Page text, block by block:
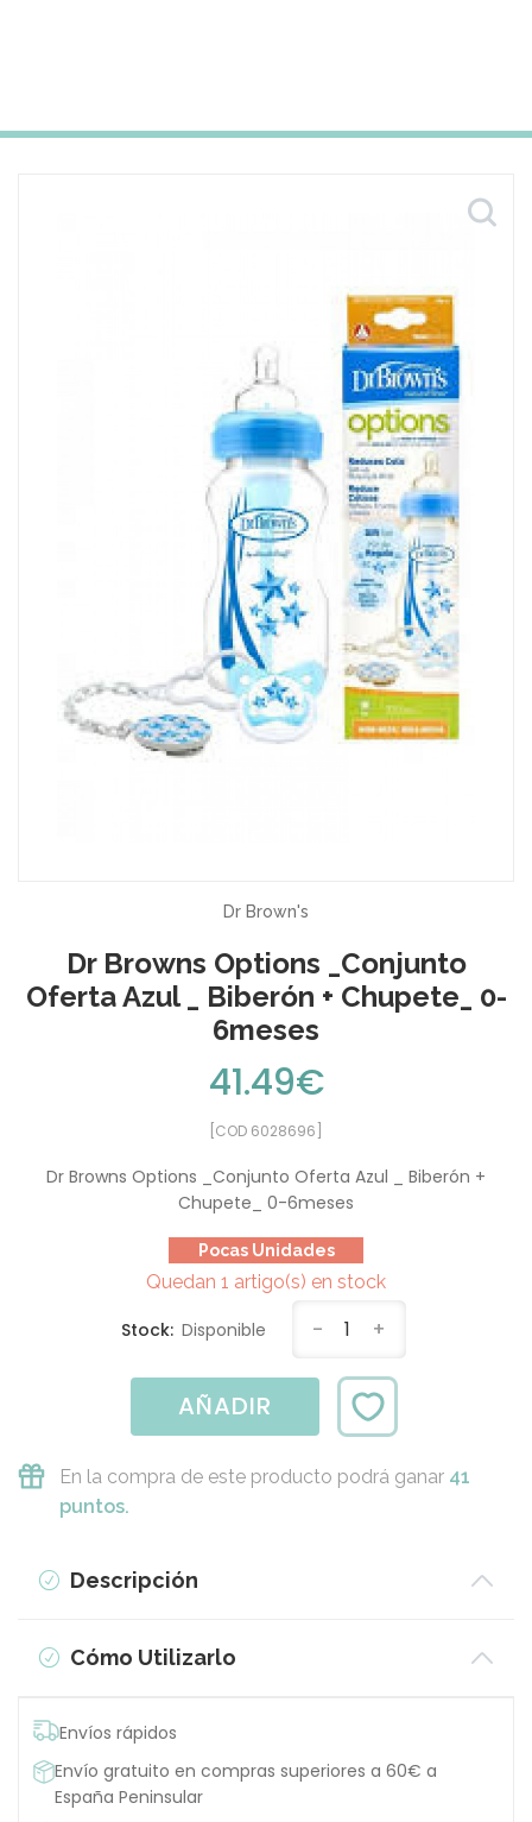
Dr Brown's
Dr Browns Options _Conjunto
Oferta Azul _ Biberón + Chupete_ 0-
6meses
41.49€
[COD 6028696]
Dr Browns Options _Conjunto Oferta Azul _ Biberón +
Chupete_ 0-6meses
Pocas Unidades
Quedan 1 artigo(s) en stock
Stock: Disponible - 1 +
AÑADIR
En la compra de este producto podrá ganar 41
puntos.
Descripción
Cómo Utilizarlo
Envíos rápidos
Envío gratuito en compras superiores a 60€ a
España Peninsular